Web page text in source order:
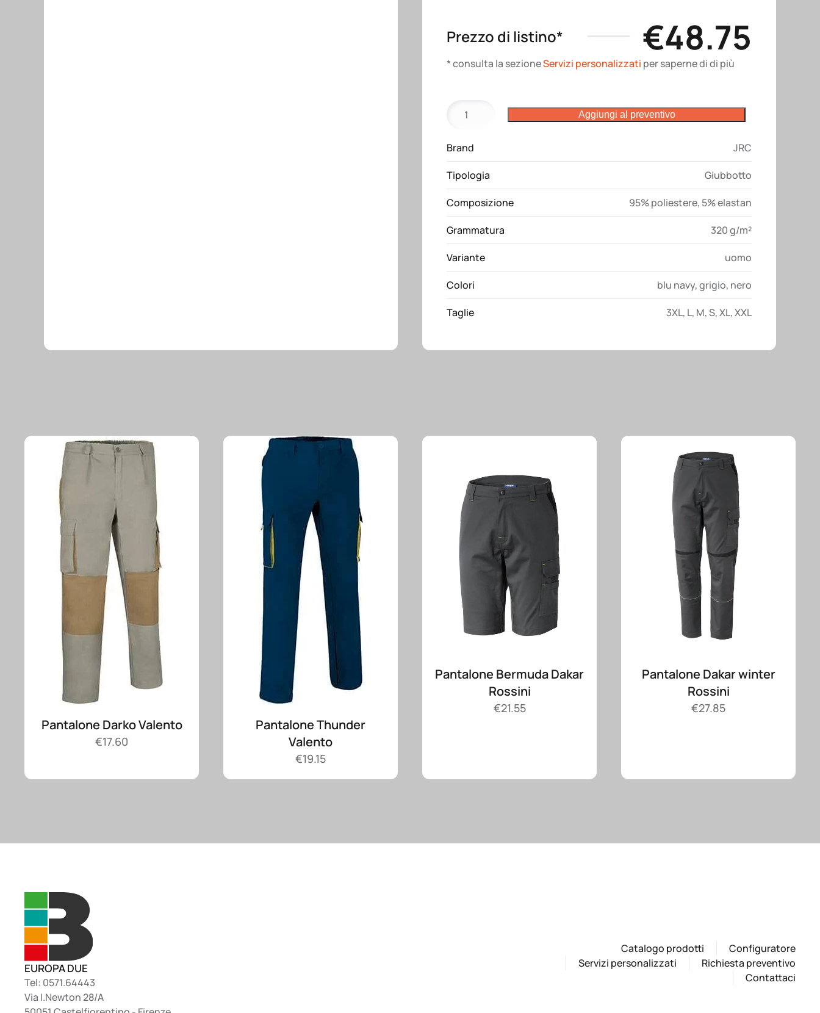
Prezzo di listino* €48.75
* consulta la sezioneServizi personalizzati per saperne di di più
Brenta
quantità
Aggiungi al preventivo
Brand JRC
Tipologia Giubbotto
Composizione 95% poliestere, 5% elastan
Grammatura 320 g/m²
Variante uomo
Colori blu navy,grigio, nero
Taglie 3XL, L, M,S,XL,XXL
Pantalone Darko Valento
€17.60
Pantalone Thunder
Valento
€19.15
Pantalone Bermuda Dakar
Rossini
€21.55
Pantalone Dakar winter
Rossini
€27.85
EUROPA DUE
Tel: 0571.64443
Via I.Newton 28/A
Catalogo prodotti
Configuratore
Servizi personalizzati
Richiesta preventivo
Contattaci